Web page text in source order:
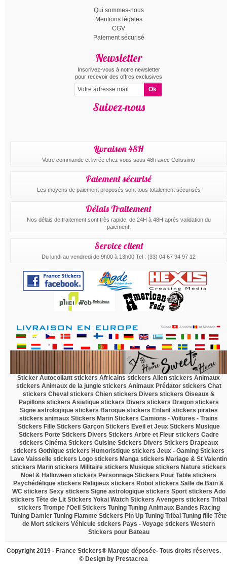
Qui sommes-nous
Mentions légales
CGV
Paiement sécurisé
Newsletter
Inscrivez-vous à notre newsletter
pour recevoir des offres exclusives
Suivez-nous
Livraison 48H
Votre commande et livrée chez vous sous 48h avec Colissimo
Paiement sécurisé
Les moyens de paiement proposés sont tous totalement sécurisés
Délais Traitement
Nos délais de traitement sont très rapide, de 24H à 48H après validation du
paiement.
Service client
Du lundi au vendredi de 9h00 à 13h00 Tel : (33) 04 67 94 97 12
Sticker Autocollant stickers Africains stickers Alien stickers Animaux
stickers Animaux de la jungle stickers Animaux Prédator stickers Chat
stickers Cheval stickers Chien stickers Divers stickers Oiseaux &
Papillons stickers Asiatique stickers Divers stickers Dragon stickers
Signe astrologique stickers Baroque stickers Enfant stickers pirates
stickers animaux Stickers Marin Stickers Camions - Voitures - Trains
Stickers Fille Stickers Garçon Stickers Eveil et Jeux Stickers Musique
Stickers Porte Stickers Divers Stickers Arbre et Fleur stickers Cadre
stickers Cinéma Stickers Cuisine Stickers Divers Stickers Drapeaux
stickers Gothique stickers Humoristique stickers Jeux - Gaming Stickers
Lave Vaisselle stickers Logo stickers Manga stickers Mariage & St Valentin
stickers Marin stickers Militaire stickers Musique stickers Nature stickers
Noël & Halloween stickers Personnage Stickers Pour Table stickers
Psychédélique stickers Religieux stickers Robot stickers Salle de Bain &
WC stickers Sexy stickers Signe astrologique stickers Sport stickers Ado
stickers Tête de Lit Stickers Yokai Watch Stickers Avengers stickers Tribal
stickers Trompe l'Oeil Stickers Tuning Tuning Animaux Bandes Racing
Tuning Damier Tuning Flamme Stickers Pin Up Tuning Tribal Tuning fille Tête
de Mort stickers Véhicule stickers Pays - Voyage stickers Western
Stickers pour Bateau
Copyright 2019 - France Stickers® Marque déposée- Tous droits réserves.
© Design by Prestacrea